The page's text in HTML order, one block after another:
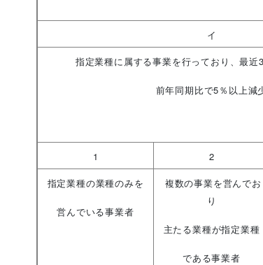
イ
指定業種に属する事業を行っており、最近
前年同期比で5％以上減
1 2
指定業種の業種のみを
営んでいる事業者
複数の事業を営んでお
り
主たる業種が指定業種
である事業者